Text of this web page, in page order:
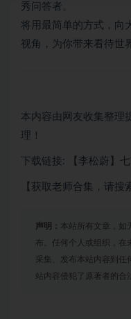
秀问答者。
将用最简单的方式，向
视角，为你带来看待世
本内容由网友收集整理
理！
下载链接: 【李松蔚】
【获取老师合集，请搜
声明： 本站所有文章，如
布。任何个人或组织，在
采集、发布本站内容到任
站内容侵犯了原著者的合